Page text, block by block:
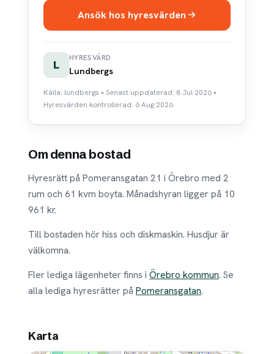
Ansök hos hyresvärden
L
HYRESVÄRD
Lundbergs
Källa: lundbergs • Senast uppdaterad: 8 Jul 2026 •
Hyresvärden kontrollerad: 6 Aug 2026
Om denna bostad
Hyresrätt på Pomeransgatan 21 i Örebro med 2
rum och 61 kvm boyta. Månadshyran ligger på 10
961 kr.
Till bostaden hör hiss och diskmaskin. Husdjur är
välkomna.
Fler lediga lägenheter finns i Örebro kommun. Se
alla lediga hyresrätter på Pomeransgatan.
Karta